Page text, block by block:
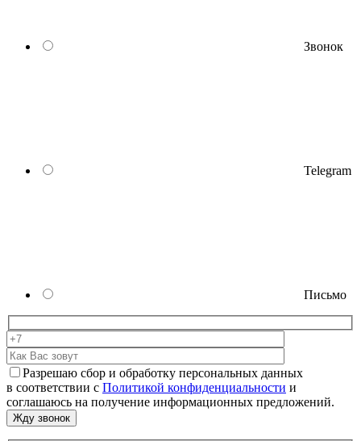
Звонок
Telegram
Письмо
Разрешаю сбор и обработку персональных данных
в соответствии с Политикой конфиденциальности и
соглашаюсь на получение информационных предложений.